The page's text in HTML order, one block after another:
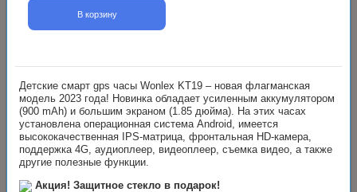
В корзину
Детские смарт gps часы Wonlex KT19 – новая флагманская
модель 2023 года! Новинка обладает усиленным аккумулятором
(900 mAh) и большим экраном (1.85 дюйма). На этих часах
установлена операционная система Android, имеется
высококачественная IPS-матрица, фронтальная HD-камера,
поддержка 4G, аудиоплеер, видеоплеер, съемка видео, а также
другие полезные функции.
Акция! Защитное стекло в подарок!